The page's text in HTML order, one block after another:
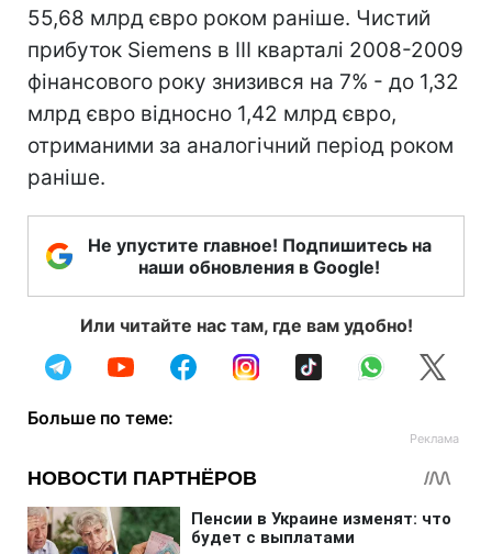
55,68 млрд євро роком раніше. Чистий
прибуток Siemens в III кварталі 2008-2009
фінансового року знизився на 7% - до 1,32
млрд євро відносно 1,42 млрд євро,
отриманими за аналогічний період роком
раніше.
Не упустите главное! Подпишитесь на
наши обновления в Google!
Или читайте нас там, где вам удобно!
Больше по теме: